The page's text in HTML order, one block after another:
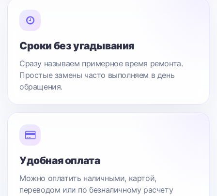
Сроки без угадывания
Сразу называем примерное время ремонта.
Простые замены часто выполняем в день
обращения.
Удобная оплата
Можно оплатить наличными, картой,
переводом или по безналичному расчету